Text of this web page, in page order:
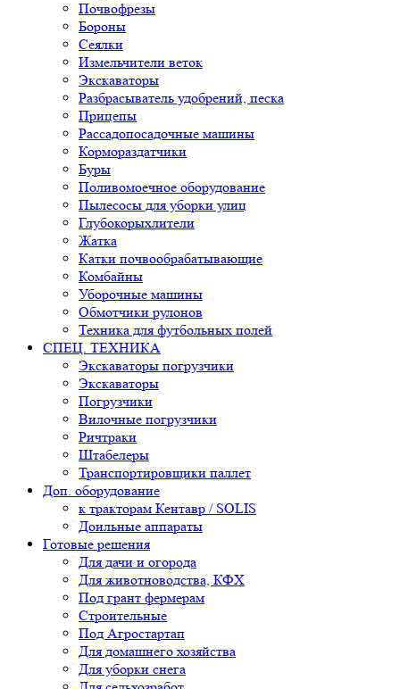
Почвофрезы
Бороны
Сеялки
Измельчители веток
Экскаваторы
Разбрасыватель удобрений, песка
Прицепы
Рассадопосадочные машины
Кормораздатчики
Буры
Поливомоечное оборудование
Пылесосы для уборки улиц
Глубокорыхлители
Жатка
Катки почвообрабатывающие
Комбайны
Уборочные машины
Обмотчики рулонов
Техника для футбольных полей
СПЕЦ. ТЕХНИКА
Экскаваторы погрузчики
Экскаваторы
Погрузчики
Вилочные погрузчики
Ричтраки
Штабелеры
Транспортировщики паллет
Доп. оборудование
к тракторам Кентавр / SOLIS
Доильные аппараты
Готовые решения
Для дачи и огорода
Для животноводства, КФХ
Под грант фермерам
Строительные
Под Агростартап
Для домашнего хозяйства
Для уборки снега